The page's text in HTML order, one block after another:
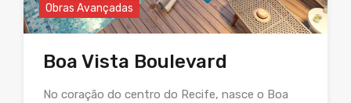
Obras Avançadas
Boa Vista Boulevard
No coração do centro do Recife, nasce o Boa